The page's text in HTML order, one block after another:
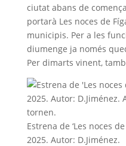
ciutat abans de
portarà Les noces de
municipis. Per a les
diumenge ja només
Per dimarts vinent,
Estrena de ‘Les noces
2025. Autor: D.Jiménez.